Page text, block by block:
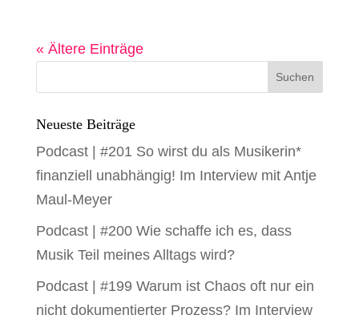
« Ältere Einträge
Neueste Beiträge
Podcast | #201 So wirst du als Musikerin*
finanziell unabhängig! Im Interview mit Antje
Maul-Meyer
Podcast | #200 Wie schaffe ich es, dass
Musik Teil meines Alltags wird?
Podcast | #199 Warum ist Chaos oft nur ein
nicht dokumentierter Prozess? Im Interview